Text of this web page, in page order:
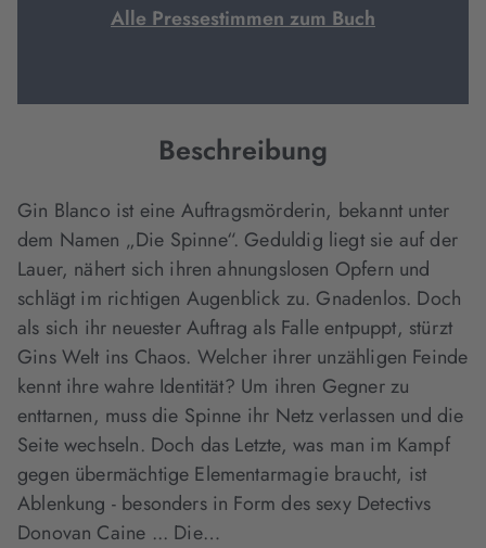
Alle Pressestimmen zum Buch
Beschreibung
Gin Blanco ist eine Auftragsmörderin, bekannt unter
dem Namen „Die Spinne“. Geduldig liegt sie auf der
Lauer, nähert sich ihren ahnungslosen Opfern und
schlägt im richtigen Augenblick zu. Gnadenlos. Doch
als sich ihr neuester Auftrag als Falle entpuppt, stürzt
Gins Welt ins Chaos. Welcher ihrer unzähligen Feinde
kennt ihre wahre Identität? Um ihren Gegner zu
enttarnen, muss die Spinne ihr Netz verlassen und die
Seite wechseln. Doch das Letzte, was man im Kampf
gegen übermächtige Elementarmagie braucht, ist
Ablenkung - besonders in Form des sexy Detectivs
Donovan Caine ... Die…